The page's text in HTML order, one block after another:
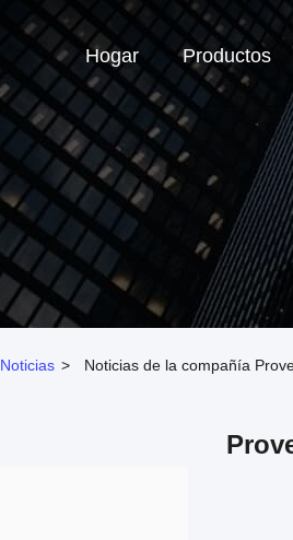
Hogar Productos
Noticias > Noticias de la compañía